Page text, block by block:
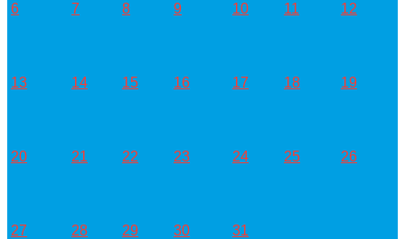
6 7 8 9 10 11 12
13 14 15 16 17 18 19
20 21 22 23 24 25 26
27 28 29 30 31